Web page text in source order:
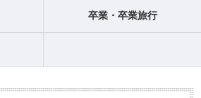
卒業・卒業旅行